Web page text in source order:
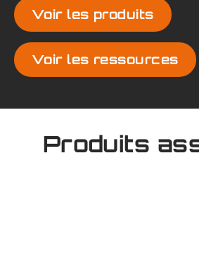
Voir les produits
Voir les ressources
Produits